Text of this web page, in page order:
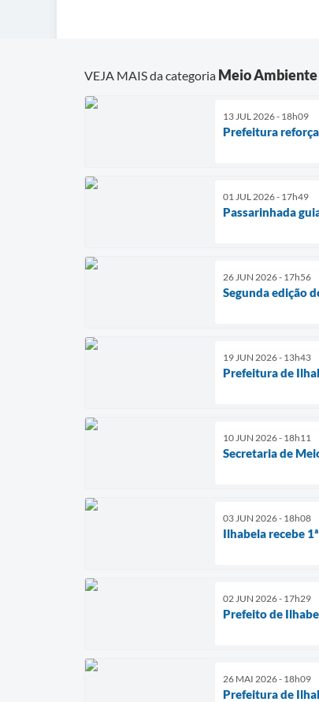
VEJA MAIS da categoria Meio Ambiente
13 JUL 2026 - 18h09
Prefeitura
01 JUL 2026 - 17h49
Passarinhada
26 JUN 2026 - 17h56
Segunda edição
19 JUN 2026 - 13h43
Prefeitura de
10 JUN 2026 - 18h11
Secretaria de
03 JUN 2026 - 18h08
Ilhabela recebe
02 JUN 2026 - 17h29
Prefeito de
26 MAI 2026 - 18h09
Prefeitura de